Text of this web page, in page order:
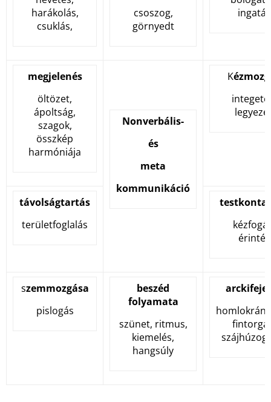
harákolás,
csuklás,
csoszog,
görnyedt
ingatás
megjelenés
öltözet,
ápoltság,
szagok,
összkép
harmóniája
Nonverbális-
és
meta
kommunikáció
K
távolságtartás
területfoglalás
érintés
szemmozgása
pislogás
beszéd
folyamata
szünet, ritmus,
kiemelés,
hangsúly